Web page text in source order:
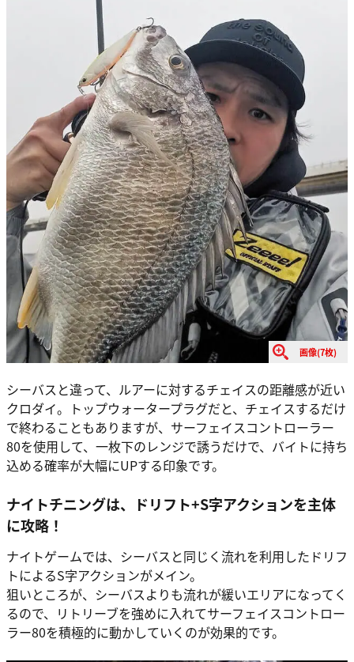
画像(7枚)
シーバスと違って、ルアーに対するチェイスの距離感が近い
クロダイ。トップウォータープラグだと、チェイスするだけ
で終わることもありますが、サーフェイスコントローラー
80を使用して、一枚下のレンジで誘うだけで、バイトに持ち
込める確率が大幅にUPする印象です。
ナイトチニングは、ドリフト+S字アクションを主体
に攻略！
ナイトゲームでは、シーバスと同じく流れを利用したドリフ
トによるS字アクションがメイン。
狙いところが、シーバスよりも流れが緩いエリアになってく
るので、リトリーブを強めに入れてサーフェイスコントロー
ラー80を積極的に動かしていくのが効果的です。